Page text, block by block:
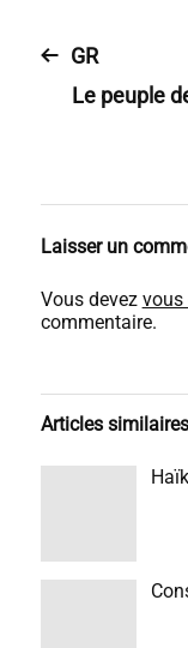
GR
Le peuple
Laisser un
Vous devez vous
commentaire.
Articles similaires